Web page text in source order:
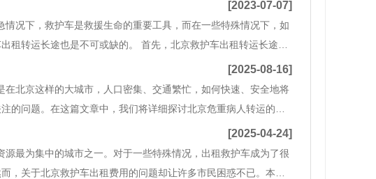
[2023-07-07]
况下，救护车是救援生命的重要工具，而在一些特殊情况下，如
租转运长途也是不可或缺的。 首先，北京救护车出租转运长途提
，以确保病人在转运过程中得到最好的照顾。他们的员工是经过
[2025-08-16]
北京这样的大城市，人口密集、交通繁忙，如何快速、安全地将
问题。在这篇文章中，我们将详细探讨北京危重病人转运的流
全面的了解。 一、危重病人转运的定义及重要性危重病人是指那
[2025-04-24]
最为集中的城市之一。对于一些特殊情况，出租救护车成为了很
，关于北京救护车出租费用的问题却让许多市民困惑不已。本文